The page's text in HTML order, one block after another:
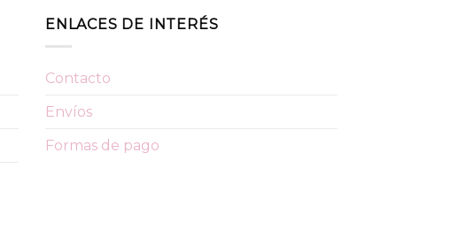
ENLACES DE INTERÉS
Contacto
Envíos
Formas de pago